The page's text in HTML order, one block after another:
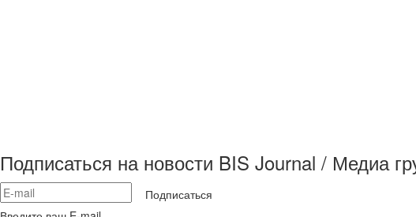
Подписаться на новости BIS Journal / Медиа
Подписаться